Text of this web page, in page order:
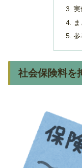
実
参
社会保険料を